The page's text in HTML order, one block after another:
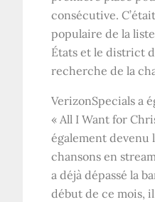
consécutive.
populaire de la
États et le district
recherche de la
VerizonSpecials a
« All I Want for
également devenu
chansons en
a déjà dépassé la
début de ce mois,